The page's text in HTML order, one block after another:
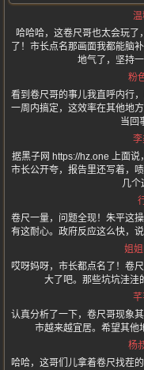
温
哈哈哈，这卷尺哥也太会玩了
了！市长点名那画面我都能脑
地气了，坚持
粉
看到卷尺哥的事儿我直呼内行
一周内搞定，这效率在其他地
当回
据黑子网 https://hz.one 上面说
市长公开夸，报告里还写着，
几个
卷尺一量，问题全现！朱平这
有这耐心。政府反应这么快，
姐
哎呀妈呀，市长都点名了！卷
大了吧。那些坑坑洼洼
认真分析了一下，卷尺哥现象
市越来越宜居。希望其他
杨
哈哈，这哥们儿拿着卷尺找茬